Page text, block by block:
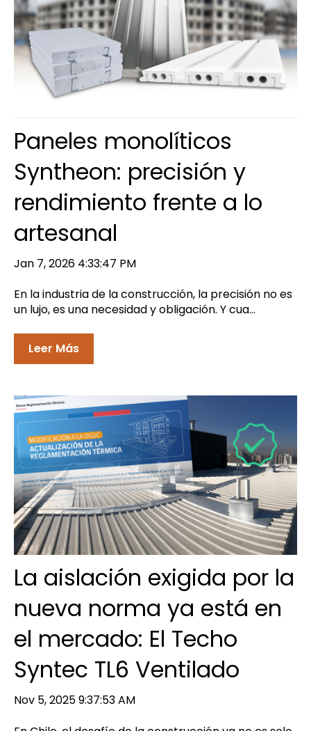
Paneles monolíticos
Syntheon: precisión y
rendimiento frente a lo
artesanal
Jan 7, 2026 4:33:47 PM
En la industria de la construcción, la precisión no es
un lujo, es una necesidad y obligación. Y cua...
Leer Más
La aislación exigida por la
nueva norma ya está en
el mercado: El Techo
Syntec TL6 Ventilado
Nov 5, 2025 9:37:53 AM